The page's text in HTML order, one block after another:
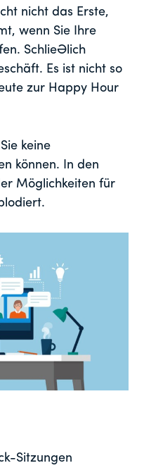
nicht das Erste,
wenn Sie Ihre
Schließlich
Es ist nicht so
zur Happy Hour
keine
können. In den
Möglichkeiten für
Sitzungen